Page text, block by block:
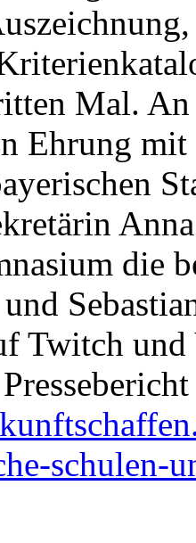
Mal.
Ehrung
die
Twitch
schulen-